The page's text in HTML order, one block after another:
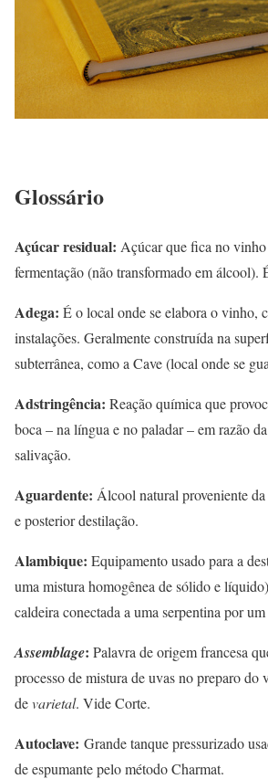
Glossário
Açúcar residual: Açúcar que fica no
fermentação (não transformado em álcool).
Adega: É o local onde se elabora o vinho,
instalações. Geralmente construída na
subterrânea, como a Cave (local onde se
Adstringência: Reação química que
boca – na língua e no paladar – em razão
salivação.
Aguardente: Álcool natural proveniente
e posterior destilação.
Alambique: Equipamento usado para a
uma mistura homogênea de sólido e
caldeira conectada a uma serpentina por
Assemblage: Palavra de origem francesa
processo de mistura de uvas no preparo
devarietal. Vide Corte.
Autoclave: Grande tanque pressurizado
de espumante pelo método Charmat.